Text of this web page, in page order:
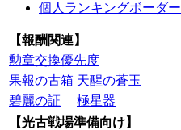
個人ランキングボーダー
【報酬関連】
勲章交換優先度
果報の古箱 天醒の蒼玉
碧麗の証
極星器
【光古戦場準備向け】